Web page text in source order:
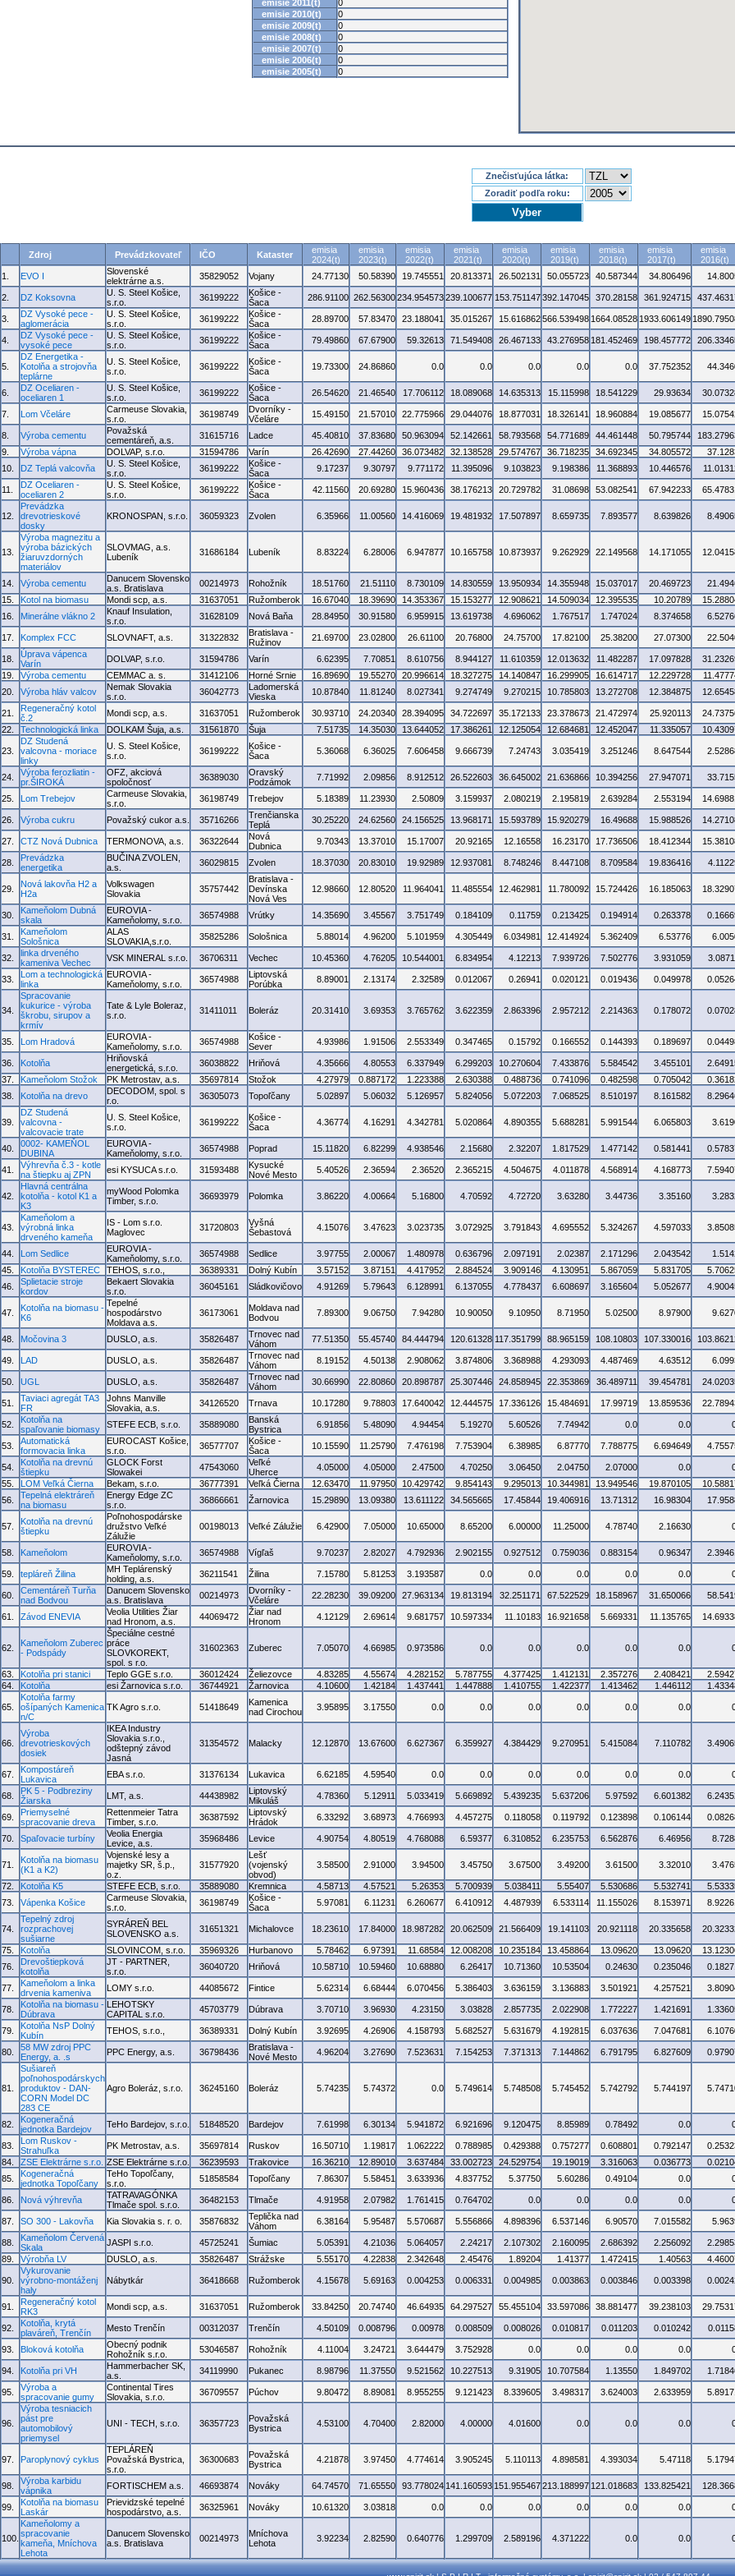
emisie 2011(t)
0
emisie 2010(t)
0
emisie 2009(t)
0
emisie 2008(t)
0
emisie 2007(t)
0
emisie 2006(t)
0
emisie 2005(t)
0
Znečisťujúca látka:
Zoradiť podľa roku:
Zdroj Prevádzkovateľ IČO Kataster
emisia
2024(t)
emisia
2023(t)
emisia
2022(t)
emisia
2021(t)
emisia
2020(t)
emisia
2019(t)
emisia
2018(t)
emisia
2017(t)
emisia
2016(t)
1.
EVO I
Slovenské
elektrárne a.s.
35829052 Vojany 24.77130 50.58390 19.745551 20.813371 26.502131 50.055723 40.587344 34.806496
2. DZ Koksovna
U. S. Steel Košice,
s.r.o.
36199222
Košice -
Šaca
286.91100 262.56300234.954573239.100677 153.751147392.147045 370.28158 361.924715
3.
DZ Vysoké pece -
aglomerácia
U. S. Steel Košice,
s.r.o.
36199222
Košice -
Šaca
28.89700 57.83470 23.188041 35.015267 15.616862566.539498 1664.08528 1933.606149
4.
DZ Vysoké pece -
vysoké pece
U. S. Steel Košice,
s.r.o.
36199222
Košice -
Šaca
79.49860 67.67900 59.32613 71.549408 26.467133 43.276958 181.452469 198.457772
5.
DZ Energetika -
Kotolňa a strojovňa
teplárne
U. S. Steel Košice,
s.r.o.
36199222
Košice -
Šaca
19.73300 24.86860 0.0 0.0 0.0 0.0 0.0 37.752352
6.
DZ Oceliaren -
oceliaren 1
U. S. Steel Košice,
s.r.o.
36199222
Košice -
Šaca
26.54620 21.46540 17.706112 18.089068 14.635313 15.115998 18.541229 29.93634
7. Lom Včeláre
Carmeuse Slovakia,
s.r.o.
36198749
Dvorníky -
Včeláre
15.49150 21.57010 22.775966 29.044076 18.877031 18.326141 18.960884 19.085677
8. Výroba cementu
Považská
cementáreň, a.s.
31615716 Ladce 45.40810 37.83680 50.963094 52.142661 58.793568 54.771689 44.461448 50.795744
9.
Výroba vápna DOLVAP, s.r.o. 31594786 Varín 26.42690 27.44260 36.073482 32.138528 29.574767 36.718235 34.692345 34.805572
10.
DZ Teplá valcovňa
U. S. Steel Košice,
s.r.o.
36199222
Košice -
Šaca
9.17237 9.30797 9.771172 11.395096 9.103823 9.198386 11.368893 10.446576
11.
DZ Oceliaren -
oceliaren 2
U. S. Steel Košice,
s.r.o.
36199222
Košice -
Šaca
42.11560 20.69280 15.960436 38.176213 20.729782 31.08698 53.082541 67.942233
12.
Prevádzka
drevotrieskové
dosky
KRONOSPAN, s.r.o. 36059323 Zvolen 6.35966 11.00560 14.416069 19.481932 17.507897 8.659735 7.893577 8.639826
13.
Výroba magnezitu a
výroba bázických
žiaruvzdorných
materiálov
SLOVMAG, a.s.
Lubeník
31686184 Lubeník 8.83224 6.28006 6.947877 10.165758 10.873937 9.262929 22.149568 14.171055
14. Výroba cementu
Danucem Slovensko
a.s. Bratislava
00214973 Rohožník 18.51760 21.51110 8.730109 14.830559 13.950934 14.355948 15.037017 20.469723
15.
Kotol na biomasu Mondi scp, a.s. 31637051 Ružomberok 16.67040 18.39690 14.353367 15.153277 12.908621 14.509034 12.395535 10.20789
16.
Minerálne vlákno 2
Knauf Insulation,
s.r.o.
31628109 Nová Baňa 28.84950 30.91580 6.959915 13.619738 4.696062 1.767517 1.747024 8.374658
17. Komplex FCC SLOVNAFT, a.s. 31322832
Bratislava -
Ružinov
21.69700 23.02800 26.61100 20.76800 24.75700 17.82100 25.38200 27.07300
18.
Úprava vápenca
Varín
DOLVAP, s.r.o. 31594786 Varín 6.62395 7.70851 8.610756 8.944127 11.610359 12.013632 11.482287 17.097828
19.
Výroba cementu CEMMAC a. s. 31412106 Horné Srnie 16.89690 19.55270 20.996614 18.327275 14.140847 16.299905 16.614717 12.229728
20.
Výroba hláv valcov
Nemak Slovakia
s.r.o.
36042773
Ladomerská
Vieska
10.87840 11.81240 8.027341 9.274749 9.270215 10.785803 13.272708 12.384875
21.
Regeneračný kotol
č.2
Mondi scp, a.s. 31637051 Ružomberok 30.93710 24.20340 28.394095 34.722697 35.172133 23.378673 21.472974 25.920113
22.
Technologická linka DOLKAM Šuja, a.s. 31561870 Šuja 7.51735 14.35030 13.644052 17.386261 12.125054 12.684681 12.452047 11.335057
23.
DZ Studená
valcovna - moriace
linky
U. S. Steel Košice,
s.r.o.
36199222
Košice -
Šaca
5.36068 6.36025 7.606458 9.666739 7.24743 3.035419 3.251246 8.647544
24.
Výroba ferozliatin -
pr.ŠIROKÁ
OFZ, akciová
spoločnosť
36389030
Oravský
Podzámok
7.71992 2.09856 8.912512 26.522603 36.645002 21.636866 10.394256 27.947071
25. Lom Trebejov
Carmeuse Slovakia,
s.r.o.
36198749 Trebejov 5.18389 11.23930 2.50809 3.159937 2.080219 2.195819 2.639284 2.553194
26. Výroba cukru Považský cukor a.s. 35716266
Trenčianska
Teplá
30.25220 24.62560 24.156525 13.968171 15.593789 15.920279 16.49688 15.988526
27. CTZ Nová Dubnica TERMONOVA, a.s. 36322644
Nová
Dubnica
9.70343 13.37010 15.17007 20.92165 12.16558 16.23170 17.736506 18.412344
28.
Prevádzka
energetika
BUČINA ZVOLEN,
a.s.
36029815 Zvolen 18.37030 20.83010 19.92989 12.937081 8.748246 8.447108 8.709584 19.836416
29.
Nová lakovňa H2 a
H2a
Volkswagen
Slovakia
35757442
Bratislava -
Devínska
Nová Ves
12.98660 12.80520 11.964041 11.485554 12.462981 11.780092 15.724426 16.185063
30.
Kameňolom Dubná
skala
EUROVIA -
Kameňolomy, s.r.o.
36574988 Vrútky 14.35690 3.45567 3.751749 0.184109 0.11759 0.213425 0.194914 0.263378
31.
Kameňolom
Sološnica
ALAS
SLOVAKIA,s.r.o.
35825286 Sološnica 5.88014 4.96200 5.101959 4.305449 6.034981 12.414924 5.362409 6.53776
32.
linka drveného
kameniva Vechec
VSK MINERAL s.r.o. 36706311 Vechec 10.45360 4.76205 10.544001 6.834954 4.12213 7.939726 7.502776 3.931059
33.
Lom a technologická
linka
EUROVIA -
Kameňolomy, s.r.o.
36574988
Liptovská
Porúbka
8.89001 2.13174 2.32589 0.012067 0.26941 0.020121 0.019436 0.049978
34.
Spracovanie
kukurice - výroba
škrobu, sirupov a
krmív
Tate & Lyle Boleraz,
s.r.o.
31411011 Boleráz 20.31410 3.69353 3.765762 3.622359 2.863396 2.957212 2.214363 0.178072
35. Lom Hradová
EUROVIA -
Kameňolomy, s.r.o.
36574988
Košice -
Sever
4.93986 1.91506 2.553349 0.347465 0.15792 0.166552 0.144393 0.189697
36. Kotolňa
Hriňovská
energetická, s.r.o.
36038822 Hriňová 4.35666 4.80553 6.337949 6.299203 10.270604 7.433876 5.584542 3.455101
37.
Kameňolom Stožok PK Metrostav, a.s. 35697814 Stožok 4.27979 0.887172 1.223388 2.630388 0.488736 0.741096 0.482598 0.705042
38.
Kotolňa na drevo
DECODOM, spol. s
r.o.
36305073 Topoľčany 5.02897 5.06032 5.126957 5.824056 5.072203 7.068525 8.510197 8.161582
39.
DZ Studená
valcovna -
valcovacie trate
U. S. Steel Košice,
s.r.o.
36199222
Košice -
Šaca
4.36774 4.16291 4.342781 5.020864 4.890355 5.688281 5.991544 6.065803
40.
0002- KAMEŇOL
DUBINA
EUROVIA -
Kameňolomy, s.r.o.
36574988 Poprad 15.11820 6.82299 4.938546 2.15680 2.32207 1.817529 1.477142 0.581441
41.
Výhrevňa č.3 - kotle
na štiepku aj ZPN
esi KYSUCA s.r.o. 31593488
Kysucké
Nové Mesto
5.40526 2.36594 2.36520 2.365215 4.504675 4.011878 4.568914 4.168773
42.
Hlavná centrálna
kotolňa - kotol K1 a
K3
myWood Polomka
Timber, s.r.o.
36693979 Polomka 3.86220 4.00664 5.16800 4.70592 4.72720 3.63280 3.44736 3.35160
43.
Kameňolom a
výrobná linka
drveného kameňa
IS - Lom s.r.o.
Maglovec
31720803
Vyšná
Šebastová
4.15076 3.47623 3.023735 3.072925 3.791843 4.695552 5.324267 4.597033
44. Lom Sedlice
EUROVIA -
Kameňolomy, s.r.o.
36574988 Sedlice 3.97755 2.00067 1.480978 0.636796 2.097191 2.02387 2.171296 2.043542
45.
Kotolňa BYSTEREC TEHOS, s.r.o., 36389331 Dolný Kubín 3.57152 3.87151 4.417952 2.884524 3.909146 4.130951 5.867059 5.831705
46.
Splietacie stroje
kordov
Bekaert Slovakia
s.r.o.
36045161 Sládkovičovo 4.91269 5.79643 6.128991 6.137055 4.778437 6.608697 3.165604 5.052677
47.
Kotolňa na biomasu -
K6
Tepelné
hospodárstvo
Moldava a.s.
36173061
Moldava nad
Bodvou
7.89300 9.06750 7.94280 10.90050 9.10950 8.71950 5.02500 8.97900
48. Močovina 3 DUSLO, a.s. 35826487
Trnovec nad
Váhom
77.51350 55.45740 84.444794 120.61328 117.351799 88.965159 108.10803 107.330016
49. LAD DUSLO, a.s. 35826487
Trnovec nad
Váhom
8.19152 4.50138 2.908062 3.874806 3.368988 4.293093 4.487469 4.63512
50. UGL DUSLO, a.s. 35826487
Trnovec nad
Váhom
30.66990 22.80860 20.898787 25.307446 24.858945 22.353869 36.489711 39.454781
51.
Taviaci agregát TA3
FR
Johns Manville
Slovakia, a.s.
34126520 Trnava 10.17280 9.78803 17.640042 12.444575 17.336126 15.484691 17.99719 13.859536
52.
Kotolňa na
spaľovanie biomasy
STEFE ECB, s.r.o. 35889080
Banská
Bystrica
6.91856 5.48090 4.94454 5.19270 5.60526 7.74942 0.0 0.0
53.
Automatická
formovacia linka
EUROCAST Košice,
s.r.o.
36577707
Košice -
Šaca
10.15590 11.25790 7.476198 7.753904 6.38985 6.87770 7.788775 6.694649
54.
Kotolňa na drevnú
štiepku
GLOCK Forst
Slowakei
47543060
Veľké
Uherce
4.05000 4.05000 2.47500 4.70250 3.06450 2.04750 2.07000 0.0
55.
LOM Veľká Čierna Bekam, s.r.o. 36777391 Veľká Čierna 12.63470 11.97950 10.429742 9.854143 9.295013 10.344981 13.949546 19.870105
56.
Tepelná elektráreň
na biomasu
Energy Edge ZC
s.r.o.
36866661 Žarnovica 15.29890 13.09380 13.611122 34.565665 17.45844 19.406916 13.71312 16.98304
57.
Kotolňa na drevnú
štiepku
Poľnohospodárske
družstvo Veľké
Zálužie
00198013 Veľké Zálužie 6.42900 7.05000 10.65000 8.65200 6.00000 11.25000 4.78740 2.16630
58. Kameňolom
EUROVIA -
Kameňolomy, s.r.o.
36574988 Vígľaš 9.70237 2.82027 4.792936 2.902155 0.927512 0.759036 0.883154 0.96347
59. tepláreň Žilina
MH Teplárenský
holding, a.s.
36211541 Žilina 7.15780 5.81253 3.193587 0.0 0.0 0.0 0.0 0.0
60.
Cementáreň Turňa
nad Bodvou
Danucem Slovensko
a.s. Bratislava
00214973
Dvorníky -
Včeláre
22.28230 39.09200 27.963134 19.813194 32.251171 67.522529 18.158967 31.650066
61. Závod ENEVIA
Veolia Utilities Žiar
nad Hronom, a.s.
44069472
Žiar nad
Hronom
4.12129 2.69614 9.681757 10.597334 11.10183 16.921658 5.669331 11.135765
62.
Kameňolom Zuberec
- Podspády
Špeciálne cestné
práce
SLOVKOREKT,
spol. s r.o.
31602363 Zuberec 7.05070 4.66985 0.973586 0.0 0.0 0.0 0.0 0.0
63. Kotolňa pri stanici Teplo GGE s.r.o. 36012424 Želiezovce 4.83285 4.55674 4.282152 5.787755 4.377425 1.412131 2.357276 2.408421
64.
Kotolňa esi Žarnovica s.r.o. 36744921 Žarnovica 4.10600 1.42184 1.437441 1.447888 1.410755 1.422377 1.413462 1.446112
65.
Kotolňa farmy
ošípaných Kamenica
n/C
TK Agro s.r.o. 51418649
Kamenica
nad Cirochou
3.95895 3.17550 0.0 0.0 0.0 0.0 0.0 0.0
66.
Výroba
drevotrieskových
dosiek
IKEA Industry
Slovakia s.r.o.,
odštepný závod
Jasná
31354572 Malacky 12.12870 13.67600 6.627367 6.359927 4.384429 9.270951 5.415084 7.110782
67.
Kompostáreň
Lukavica
EBA s.r.o. 31376134 Lukavica 6.62185 4.59540 0.0 0.0 0.0 0.0 0.0 0.0
68.
PK 5 - Podbreziny
Žiarska
LMT, a.s. 44438982
Liptovský
Mikuláš
4.78360 5.12911 5.033419 5.669892 5.439235 5.637206 5.97592 6.601382
69.
Priemyselné
spracovanie dreva
Rettenmeier Tatra
Timber, s.r.o.
36387592
Liptovský
Hrádok
6.33292 3.68973 4.766993 4.457275 0.118058 0.119792 0.123898 0.106144
70. Spaľovacie turbíny
Veolia Energia
Levice, a.s.
35968486 Levice 4.90754 4.80519 4.768088 6.59377 6.310852 6.235753 6.562876 6.46956
71.
Kotolňa na biomasu
(K1 a K2)
Vojenské lesy a
majetky SR, š.p.,
o.z.
31577920
Lešť
(vojenský
obvod)
3.58500 2.91000 3.94500 3.45750 3.67500 3.49200 3.61500 3.32010
72. Kotolňa K5 STEFE ECB, s.r.o. 35889080 Kremnica 4.58713 4.57521 5.26353 5.700939 5.038411 5.55407 5.530686 5.532741
73.
Vápenka Košice
Carmeuse Slovakia,
s.r.o.
36198749
Košice -
Šaca
5.97081 6.11231 6.260677 6.410912 4.487939 6.533114 11.155026 8.153971
74.
Tepelný zdroj
rozprachovej
sušiarne
SYRÁREŇ BEL
SLOVENSKO a.s.
31651321 Michalovce 18.23610 17.84000 18.987282 20.062509 21.566409 19.141103 20.921118 20.335658
75. Kotolňa SLOVINCOM, s.r.o. 35969326 Hurbanovo 5.78462 6.97391 11.68584 12.008208 10.235184 13.458864 13.09620 13.09620
76.
Drevoštiepková
kotolňa
JT - PARTNER,
s.r.o.
36040720 Hriňová 10.58710 10.59460 10.68880 6.26417 10.71360 10.53504 0.24630 0.235046
77.
Kameňolom a linka
drvenia kameniva
LOMY s.r.o. 44085672 Fintice 5.62314 6.68444 6.070456 5.386403 3.636159 3.136883 3.501921 4.257521
78.
Kotolňa na biomasu -
Dúbrava
LEHOTSKY
CAPITAL s.r.o.
45703779 Dúbrava 3.70710 3.96930 4.23150 3.03828 2.857735 2.022908 1.772227 1.421691
79.
Kotolňa NsP Dolný
Kubín
TEHOS, s.r.o., 36389331 Dolný Kubín 3.92695 4.26906 4.158793 5.682527 5.631679 4.192815 6.037636 7.047681
80.
58 MW zdroj PPC
Energy, a. .s
PPC Energy, a.s. 36798436
Bratislava -
Nové Mesto
4.96204 3.27690 7.523631 7.154253 7.371313 7.144862 6.791795 6.827609
81.
Sušiareň
poľnohospodárskych
produktov - DAN-
CORN Model DC
283 CE
Agro Boleráz, s.r.o. 36245160 Boleráz 5.74235 5.74372 0.0 5.749614 5.748508 5.745452 5.742792 5.744197
82.
Kogeneračná
jednotka Bardejov
TeHo Bardejov, s.r.o. 51848520 Bardejov 7.61998 6.30134 5.941872 6.921696 9.120475 8.85989 0.78492 0.0
83.
Lom Ruskov -
Strahuľka
PK Metrostav, a.s. 35697814 Ruskov 16.50710 1.19817 1.062222 0.788985 0.429388 0.757277 0.608801 0.792147
84.
ZSE Elektrárne s.r.o. ZSE Elektrárne s.r.o. 36239593 Trakovice 16.36210 12.89010 3.637484 33.002723 24.529754 19.19019 3.316063 0.036773
85.
Kogeneračná
jednotka Topoľčany
TeHo Topoľčany,
s.r.o.
51858584 Topoľčany 7.86307 5.58451 3.633936 4.837752 5.37750 5.60286 0.49104 0.0
86. Nová výhrevňa
TATRAVAGÓNKA
Tlmače spol. s.r.o.
36482153 Tlmače 4.91958 2.07982 1.761415 0.764702 0.0 0.0 0.0 0.0
87. SO 300 - Lakovňa Kia Slovakia s. r. o. 35876832
Teplička nad
Váhom
6.38164 5.95487 5.570687 5.556866 4.898396 6.537146 6.90570 7.015582
88.
Kameňolom Červená
Skala
JASPI s.r.o. 45725241 Šumiac 5.05391 4.21036 5.064057 2.24217 2.107302 2.160095 2.686392 2.256092
89.
Výrobňa LV DUSLO, a.s. 35826487 Strážske 5.55170 4.22838 2.342648 2.45476 1.89204 1.41377 1.472415 1.40563
90.
Vykurovanie
výrobno-montáženj
haly
Nábytkár 36418668 Ružomberok 4.15678 5.69163 0.004253 0.006331 0.004985 0.003863 0.003846 0.003398
91.
Regeneračný kotol
RK3
Mondi scp, a.s. 31637051 Ružomberok 33.84250 20.74740 46.64935 64.297527 55.455104 33.597086 38.881477 39.238103
92.
Kotolňa, krytá
plaváreň, Trenčín
Mesto Trenčín 00312037 Trenčín 4.50109 0.008796 0.00978 0.008509 0.008026 0.010817 0.011203 0.010242
93. Bloková kotolňa
Obecný podnik
Rohožník s.r.o.
53046587 Rohožník 4.11004 3.24721 3.644479 3.752928 0.0 0.0 0.0 0.0
94. Kotolňa pri VH
Hammerbacher SK,
a.s.
34119990 Pukanec 8.98796 11.37550 9.521562 10.227513 9.31905 10.707584 1.13550 1.849702
95.
Výroba a
spracovanie gumy
Continental Tires
Slovakia, s.r.o.
36709557 Púchov 9.80472 8.89081 8.955255 9.121423 8.339605 3.498317 3.624003 2.633959
96.
Výroba tesniacich
pást pre
automobilový
priemysel
UNI - TECH, s.r.o. 36357723
Považská
Bystrica
4.53100 4.70400 2.82000 4.00000 4.01600 0.0 0.0 0.0
97. Paroplynový cyklus
TEPLÁREŇ
Považská Bystrica,
s.r.o.
36300683
Považská
Bystrica
4.21878 3.97450 4.774614 3.905245 5.110113 4.898581 4.393034 5.47118
98.
Výroba karbidu
vápnika
FORTISCHEM a.s. 46693874 Nováky 64.74570 71.65550 93.778024 141.160593 151.955467213.188997 121.018683 133.825421
99.
Kotolňa na biomasu
Laskár
Prievidzské tepelné
hospodárstvo, a.s.
36325961 Nováky 10.61320 3.03818 0.0 0.0 0.0 0.0 0.0 0.0
100.
Kameňolomy a
spracovanie
kameňa, Mníchova
Lehota
Danucem Slovensko
a.s. Bratislava
00214973
Mníchova
Lehota
3.92234 2.82590 0.640776 1.299709 2.589196 4.371222 0.0 0.0